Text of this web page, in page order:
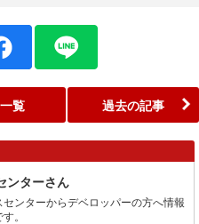
覧 過去の記事
ンターさん
ンターからデベロッパーの方へ情報
。